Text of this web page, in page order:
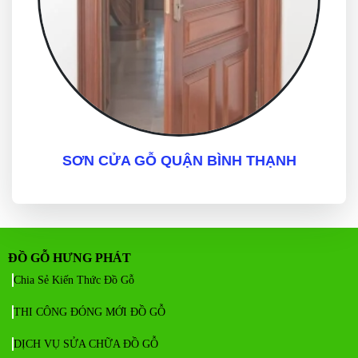
SƠN CỬA GỖ QUẬN BÌNH THẠNH
ĐỒ GỖ HƯNG PHÁT
Chia Sẻ Kiến Thức Đồ Gỗ
THI CÔNG ĐÓNG MỚI ĐỒ GỖ
DỊCH VỤ SỬA CHỮA ĐỒ GỖ